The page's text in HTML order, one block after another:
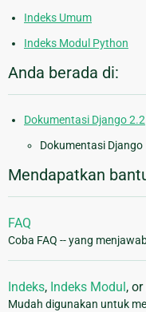
Indeks Umum
Indeks Modul Python
Anda berada di:
Dokumentasi Django 2.2
Dokumentasi Django
Mendapatkan
FAQ
Coba FAQ -- yang
Indeks, Indeks Modul, or
Mudah digunakan untuk